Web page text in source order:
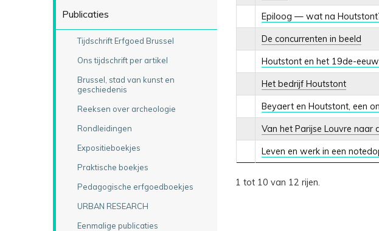
Publicaties
Tijdschrift Erfgoed Brussel
Ons tijdschrift per artikel
Brussel, stad van kunst en
geschiedenis
Reeksen over archeologie
Rondleidingen
Expositieboekjes
Praktische boekjes
Pedagogische erfgoedboekjes
URBAN RESEARCH
Eenmalige publicaties
Epiloog — wat na
De concurrenten in beeld
Houtstont en het 19de-
Het bedrijf Houtstont
Beyaert en Houtstont, een
Van het Parijse Louvre naar
Leven en werk in een
1 tot 10 van 12 rijen.